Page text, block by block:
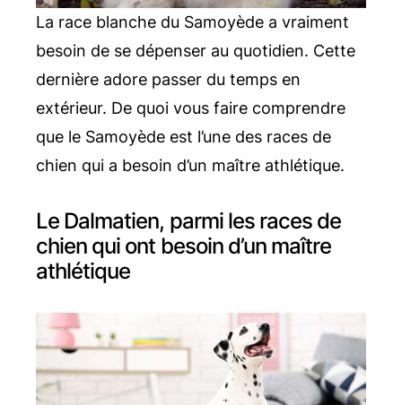
La race blanche du Samoyède a vraiment
besoin de se dépenser au quotidien. Cette
dernière adore passer du temps en
extérieur. De quoi vous faire comprendre
que le Samoyède est l’une des races de
chien qui a besoin d’un maître athlétique.
Le Dalmatien, parmi les races de
chien qui ont besoin d’un maître
athlétique